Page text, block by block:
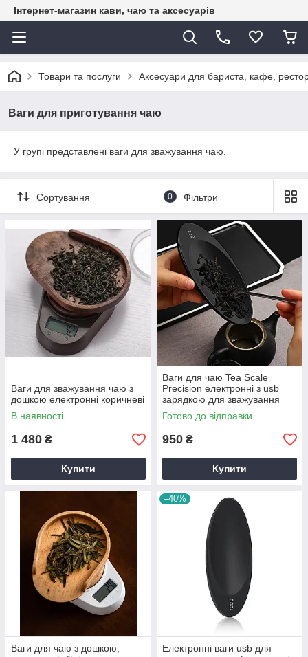
Інтернет-магазин кави, чаю та аксесуарів
Товари та послуги Аксесуари для бариста, кафе,
Ваги для приготування чаю
У групі представлені ваги для зважування чаю.
Сортування 0 Фільтри
Ваги для зважування чаю з
дошкою електронні коричневі
В наявності
1 480 ₴
Купити
Ваги для чаю Tea Scale
Precision електронні з usb
зарядкою для зважування
чаю Чорні фасувальні
Готово до відправки
950 ₴
Купити
Ваги для чаю з дошкою,
–40%
Електронні ваги usb для